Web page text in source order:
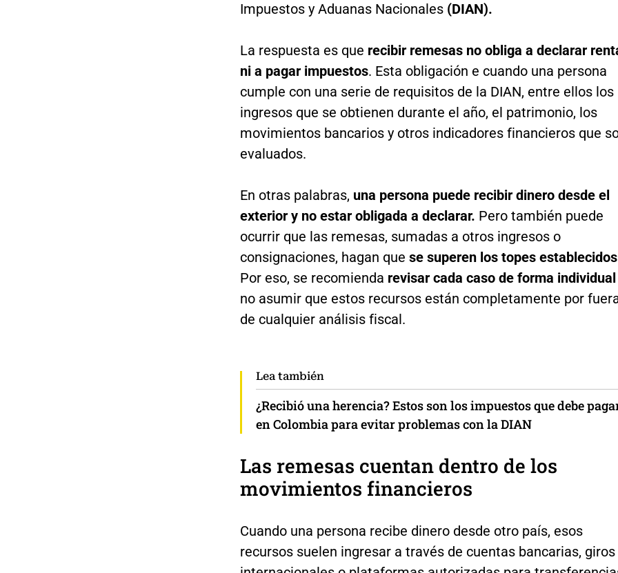
Impuestos y Aduanas Nacionales(DIAN).
La respuesta es que recibir remesas no obliga a declarar
ni a pagar impuestos. Esta obligación e cuando una persona
cumple con una serie de requisitos de la DIAN, entre ellos los
ingresos que se obtienen durante el año, el patrimonio, los
movimientos bancarios y otros indicadores financieros que
evaluados.
En otras palabras, una persona puede recibir dinero desde el
exterior y no estar obligada a declarar. Pero también puede
ocurrir que las remesas, sumadas a otros ingresos o
consignaciones, hagan que se superen los topes establecidos
Por eso, se recomienda revisar cada caso de forma individual
no asumir que estos recursos están completamente por
de cualquier análisis fiscal.
Lea también
¿Recibió una herencia? Estos son los impuestos que debe
en Colombia para evitar problemas con la DIAN
Las remesas cuentan dentro de los
movimientos financieros
Cuando una persona recibe dinero desde otro país, esos
recursos suelen ingresar a través de cuentas bancarias, giros